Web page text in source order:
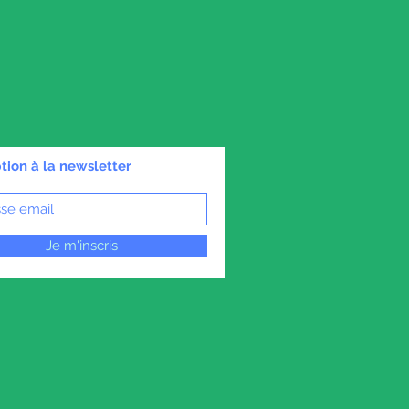
à la newsletter
Je m'inscris